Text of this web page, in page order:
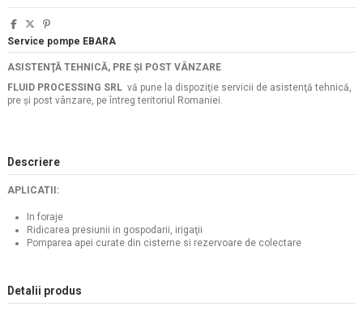
Service pompe EBARA
ASISTENŢĂ TEHNICĂ, PRE ŞI POST VÂNZARE
FLUID PROCESSING SRL vă pune la dispoziţie servicii de asistenţă tehnică,
pre şi post vânzare, pe întreg teritoriul Romaniei.
Descriere
APLICATII:
In foraje
Ridicarea presiunii in gospodarii, irigaţii
Pomparea apei curate din cisterne si rezervoare de colectare
Detalii produs